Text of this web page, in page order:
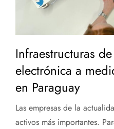
Infraestructuras
electrónica a
en Paraguay
Las empresas de la
activos más importantes.